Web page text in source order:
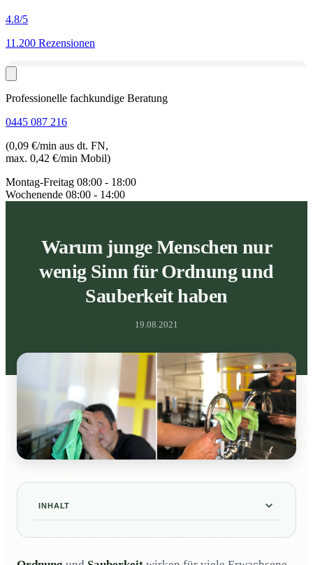
4.8/5
11.200 Rezensionen
Professionelle fachkundige Beratung
0445 087 216
(0,09 €/min aus dt. FN,
max. 0,42 €/min Mobil)
Montag-Freitag 08:00 - 18:00
Wochenende 08:00 - 14:00
Warum junge Menschen nur
wenig Sinn für Ordnung und
Sauberkeit haben
19.08.2021
INHALT
In der Regel folgen wir hier nicht dem Vorbild